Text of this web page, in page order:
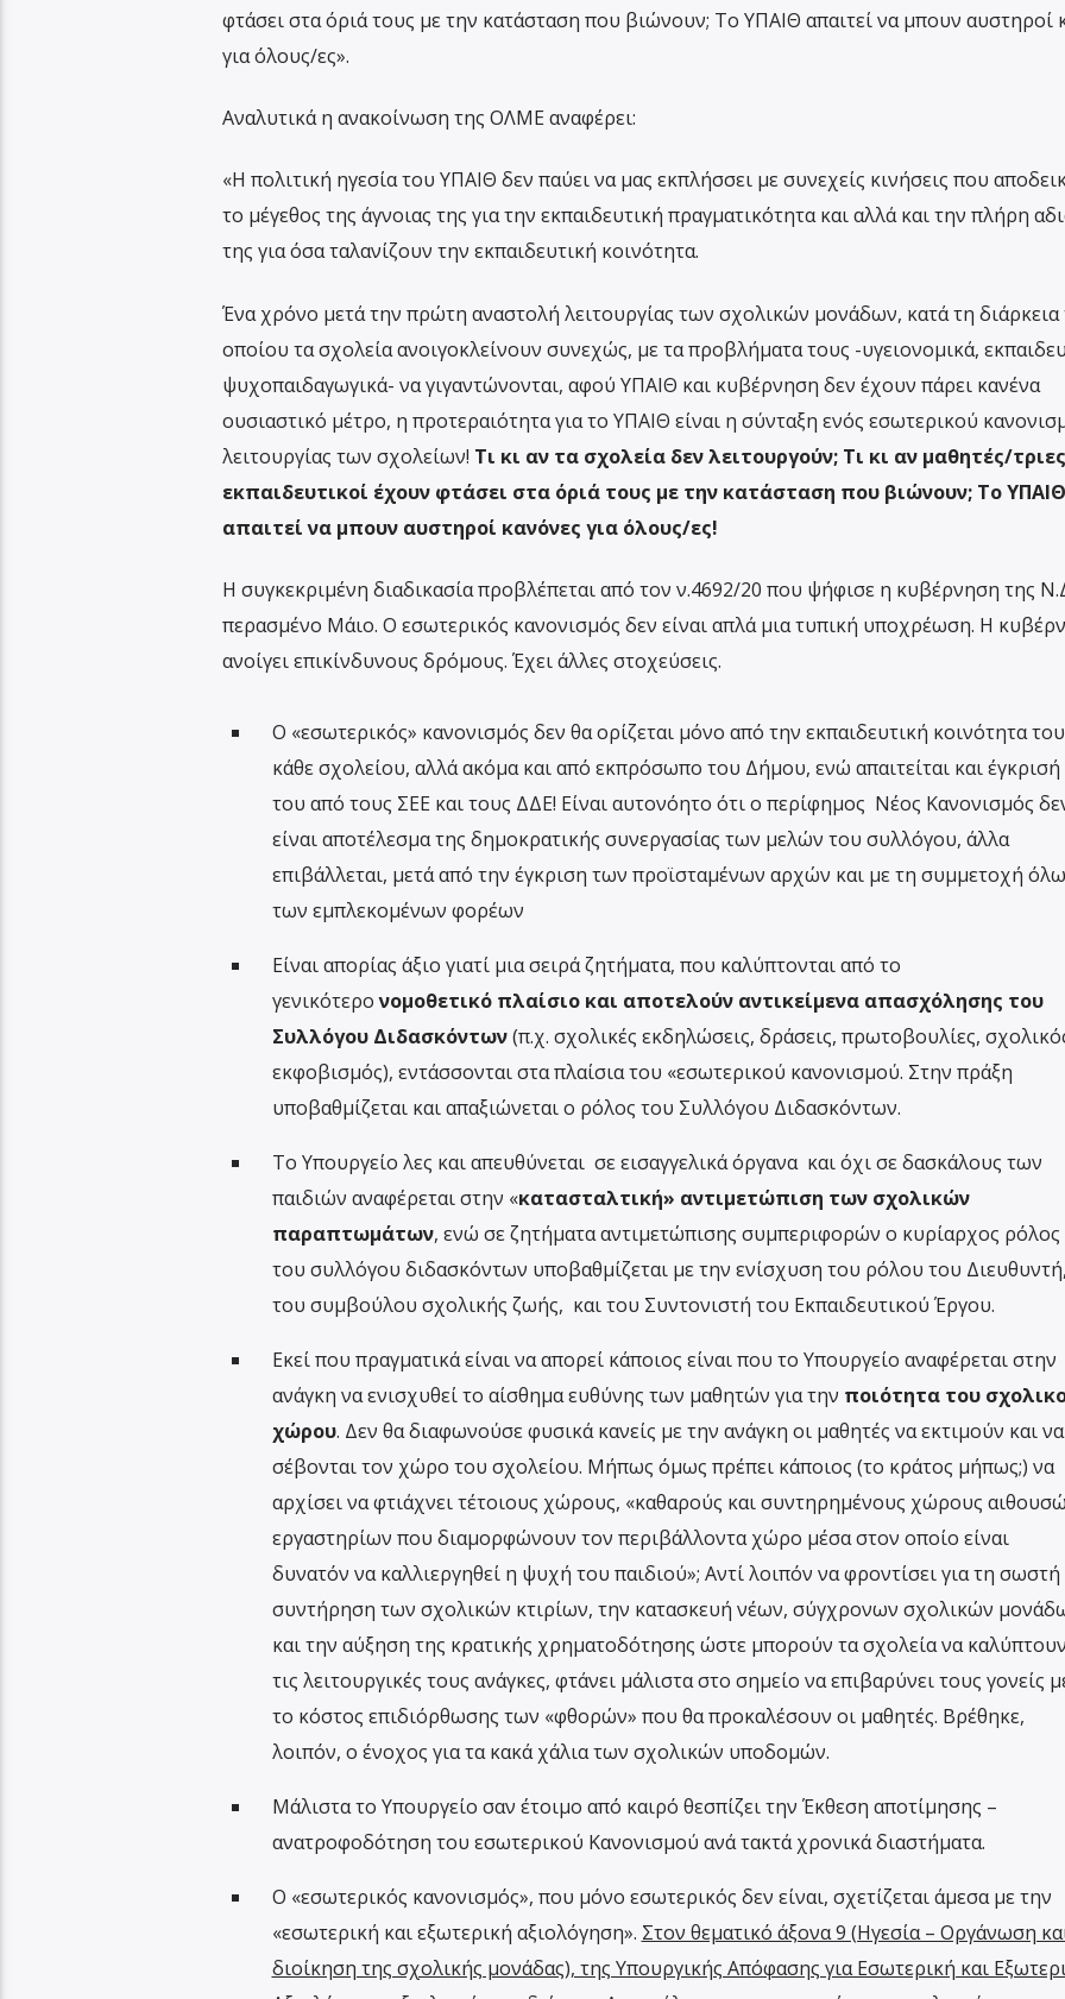
φτάσει στα όριά τους με την κατάσταση που βιώνουν; Το ΥΠΑΙΘ απαιτεί να μπουν αυστηροί
για όλους/ες».
Αναλυτικά η ανακοίνωση της ΟΛΜΕ αναφέρει:
«Η πολιτική ηγεσία του ΥΠΑΙΘ δεν παύει να μας εκπλήσσει με συνεχείς κινήσεις που
το μέγεθος της άγνοιας της για την εκπαιδευτική πραγματικότητα και αλλά και την πλήρη
της για όσα ταλανίζουν την εκπαιδευτική κοινότητα.
Ένα χρόνο μετά την πρώτη αναστολή λειτουργίας των σχολικών μονάδων, κατά τη διάρκεια
οποίου τα σχολεία ανοιγοκλείνουν συνεχώς, με τα προβλήματα τους -υγειονομικά,
ψυχοπαιδαγωγικά- να γιγαντώνονται, αφού ΥΠΑΙΘ και κυβέρνηση δεν έχουν πάρει κανένα
ουσιαστικό μέτρο, η προτεραιότητα για το ΥΠΑΙΘ είναι η σύνταξη ενός εσωτερικού
λειτουργίας των σχολείων! Τι κι αν τα σχολεία δεν λειτουργούν; Τι κι αν μαθητές/
εκπαιδευτικοί έχουν φτάσει στα όριά τους με την κατάσταση που βιώνουν; Το ΥΠΑΙΘ
απαιτεί να μπουν αυστηροί κανόνες για όλους/ες!
Η συγκεκριμένη διαδικασία προβλέπεται από τον ν.4692/20 που ψήφισε η κυβέρνηση της
περασμένο Μάιο. Ο εσωτερικός κανονισμός δεν είναι απλά μια τυπική υποχρέωση. Η
ανοίγει επικίνδυνους δρόμους. Έχει άλλες στοχεύσεις.
Ο «εσωτερικός» κανονισμός δεν θα ορίζεται μόνο από την εκπαιδευτική κοινότητα του
κάθε σχολείου, αλλά ακόμα και από εκπρόσωπο του Δήμου, ενώ απαιτείται και έγκρισή
του από τους ΣΕΕ και τους ΔΔΕ! Είναι αυτονόητο ότι ο περίφημος Νέος Κανονισμός
είναι αποτέλεσμα της δημοκρατικής συνεργασίας των μελών του συλλόγου, άλλα
επιβάλλεται, μετά από την έγκριση των προϊσταμένων αρχών και με τη συμμετοχή
των εμπλεκομένων φορέων
Είναι απορίας άξιο γιατί μια σειρά ζητήματα, που καλύπτονται από το
γενικότερονομοθετικό πλαίσιο και αποτελούν αντικείμενα απασχόλησης του
Συλλόγου Διδασκόντων(π.χ. σχολικές εκδηλώσεις, δράσεις, πρωτοβουλίες,
εκφοβισμός), εντάσσονται στα πλαίσια του «εσωτερικού κανονισμού. Στην πράξη
υποβαθμίζεται και απαξιώνεται ο ρόλος του Συλλόγου Διδασκόντων.
Το Υπουργείο λες και απευθύνεται σε εισαγγελικά όργανα και όχι σε δασκάλους των
παιδιών αναφέρεται στην «κατασταλτική» αντιμετώπιση των σχολικών
παραπτωμάτων, ενώ σε ζητήματα αντιμετώπισης συμπεριφορών o κυρίαρχος ρόλος
του συλλόγου διδασκόντων υποβαθμίζεται με την ενίσχυση του ρόλου του Διευθυντή,
του συμβούλου σχολικής ζωής, και του Συντονιστή του Εκπαιδευτικού Έργου.
Εκεί που πραγματικά είναι να απορεί κάποιος είναι που το Υπουργείο αναφέρεται στην
ανάγκη να ενισχυθεί το αίσθημα ευθύνης των μαθητών για την ποιότητα του
χώρου. Δεν θα διαφωνούσε φυσικά κανείς με την ανάγκη οι μαθητές να εκτιμούν και να
σέβονται τον χώρο του σχολείου. Μήπως όμως πρέπει κάποιος (το κράτος μήπως;) να
αρχίσει να φτιάχνει τέτοιους χώρους, «καθαρούς και συντηρημένους χώρους
εργαστηρίων που διαμορφώνουν τον περιβάλλοντα χώρο μέσα στον οποίο είναι
δυνατόν να καλλιεργηθεί η ψυχή του παιδιού»; Αντί λοιπόν να φροντίσει για τη σωστή
συντήρηση των σχολικών κτιρίων, την κατασκευή νέων, σύγχρονων σχολικών
και την αύξηση της κρατικής χρηματοδότησης ώστε μπορούν τα σχολεία να καλύπτουν
τις λειτουργικές τους ανάγκες, φτάνει μάλιστα στο σημείο να επιβαρύνει τους γονείς
το κόστος επιδιόρθωσης των «φθορών» που θα προκαλέσουν οι μαθητές. Βρέθηκε,
λοιπόν, ο ένοχος για τα κακά χάλια των σχολικών υποδομών.
Μάλιστα το Υπουργείο σαν έτοιμο από καιρό θεσπίζει την Έκθεση αποτίμησης –
ανατροφοδότηση του εσωτερικού Κανονισμού ανά τακτά χρονικά διαστήματα.
Ο «εσωτερικός κανονισμός», που μόνο εσωτερικός δεν είναι, σχετίζεται άμεσα με την
«εσωτερική και εξωτερική αξιολόγηση». Στον θεματικό άξονα 9 (Ηγεσία – Οργάνωση
διοίκηση της σχολικής μονάδας), της Υπουργικής Απόφασης για Εσωτερική και